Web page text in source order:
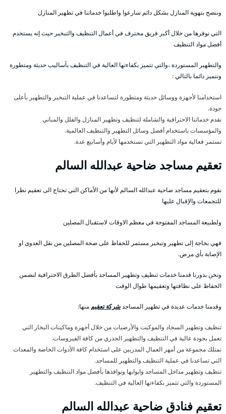
وننصح بتهوية المنازل بشكل دائم سارعوا واطلبوا خدماتنا في تطهير المنازل
التي نوفرها من خلال أكبر فريق محترف في أعمال التنظيف والتبخير حيث إنه يستخدم
أفضل مواد التنظيف
والتطهير المستوردة ،والتي تتميز بكفاءتها العالية في التنظيف بأساليب حديثة ومتطورة
ونتميز دائما بالتالي :
استخدامنا لأجهزة ووسائل حديثة ومتطورة لتساعدنا في عملية التبخير والتطهير بأعلى
جودة.
نقدم خدماتنا الاحترافية والشاملة لتنظيف وتطهير المنازل والفلل والمباني
والمؤسسات باستخدام أفضل وسائل التطهير والتنظيف العالمية.
تستمر فعالية مواد التطهير التي نستخدمها لأيام وأسابيع عدة.
تعقيم مساجد ضاحية عبدالله السالم
نقوم بتعقيم مساجد ضاحية عبدالله السالم لأنها من الأماكن التي تحتاج الى تعقيم نظرا
للتجمعات والإقبال عليها
ولطبيعة المساجد المفتوحة في معظم الاوقات لاستقبال المصلين
فهي بحاجة إلى تطهير وتبخير مستمر للحفاظ على صحة المصلين من نقل العدوى او
الإصابة بأي مرض.
ونحن بدورنا قدمنا خدمات تنظيف وتطهير المساجد بأفضل الطرق الاحترافية لنضمن
الحفاظ على نظافتها وتعقيمها طوال الوقت
وقدمنا خدمات عديدة في تطهير المساجدشركة تعقيم منها:
تنظيف وتطهير السجاد والموكيت والأرضيات من خلال أجهزة وماكينات البخار التي
تعمل بجودة عالية في التنظيف والتطهير الجذري من كافة الفيروسات.
نمتلك مجموعة من أمهر العمال المدربين على استخدام كافة الأدوات الخاصة والمعدات
التي تساعدنا في عملية التنظيف والتطهير للمساجد.
تنظيف وتطهير مداخل المساجد وابوابها ونوافذها بأفضل مواد التنظيف والتطهير
المستوردة والتي تتميز بكفاءتها العالية في التنظيف.
تعقيم فنادق ضاحية عبدالله السالم